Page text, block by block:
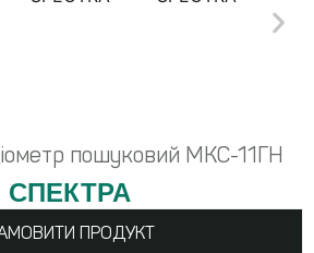
пошуковий МКС-11ГН
СПЕКТРА
ПРОДУКТ